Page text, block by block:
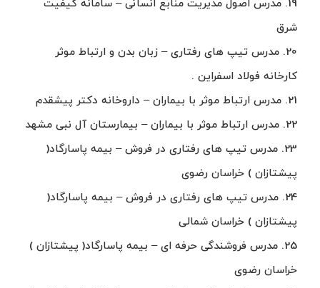
19. مدرس اصول مدیریت منابع انسانی – سامانه کیفیت
شرق
20. مدرس تیپ های رفتاری – زبان بدن و ارتباط موثر
کارخانه فولاد اسفراین .
21. مدرس ارتباط موثر با بیماران – داروخانه دکتر پیشقدم
22. مدرس ارتباط موثر با بیماران – بیمارستان آل نبی مشهد
23. مدرس تیپ های رفتاری در فروش – بیمه پاسارگاد(
پیشتازان ) خراسان رضوی
24. مدرس تیپ های رفتاری در فروش – بیمه پاسارگاد(
پیشتازان ) خراسان شمالی
25. مدرس فروشندگی حرفه ای – بیمه پاسارگاد( پیشتازان )
خراسان رضوی